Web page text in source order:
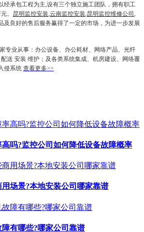
经承包工程为主,设有三个独立施工团队，拥有职工
。 昆明监控安装 云南监控安装 昆明监控维修公司
及良好的售后服务赢得了一定的市场，为进一步发展
专业从事：办公设备、办公耗材、网络产品、光纤
送 安装 维护；及各类系统集成、机房建设、网络覆
侵系统 查看更多>>
吗?监控公司如何降低设备故障概率
场景?本地安装公司哪家靠谱
有哪些?哪家公司靠谱